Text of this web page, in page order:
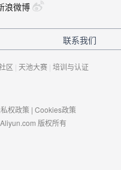
浪微博
联系我们
区 | 天池大赛 | 培训与认证
权政策 | Cookies政策
版权所有
构许可：